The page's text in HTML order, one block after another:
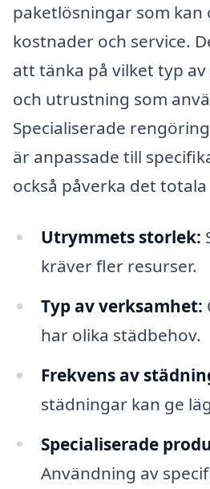
paketlösningar som kan
kostnader och service.
att tänka på vilket typ
och utrustning som
Specialiserade
är anpassade till
också påverka det
Utrymmets storlek:
kräver fler resurser.
Typ av verksamhet:
har olika städbehov.
Frekvens av
städningar kan ge
Specialiserade
Användning av